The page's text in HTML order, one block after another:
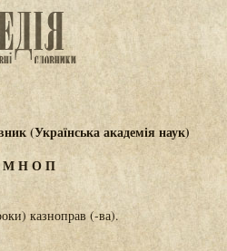
(Українська академія наук)
МНОП
казноправ (-ва).